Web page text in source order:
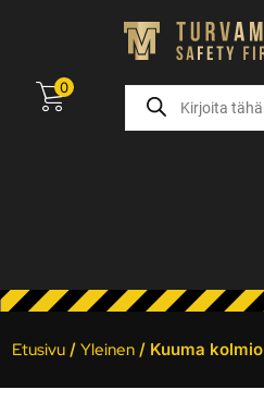
0
Etusivu /Yleinen / Kuuma kolmio